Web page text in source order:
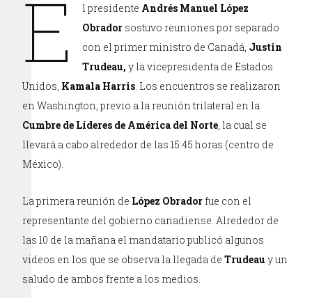
E l presidente Andrés Manuel López
Obrador sostuvo reuniones por separado
con el primer ministro de Canadá, Justin
Trudeau, y la vicepresidenta de Estados
Unidos, Kamala Harris . Los encuentros se realizaron
en Washington, previo a la reunión trilateral en la
Cumbre de Líderes de América del Norte , la cual se
llevará a cabo alrededor de las 15:45 horas (centro de
México).
La primera reunión de López Obrador fue con el
representante del gobierno canadiense. Alrededor de
las 10 de la mañana el mandatario publicó algunos
videos en los que se observa la llegada deTrudeauy un
saludo de ambos frente a los medios.